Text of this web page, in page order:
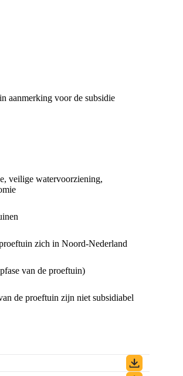
aanmerking voor de subsidie
veilige watervoorziening,
zich in Noord-Nederland
van de proeftuin)
de proeftuin zijn niet subsidiabel